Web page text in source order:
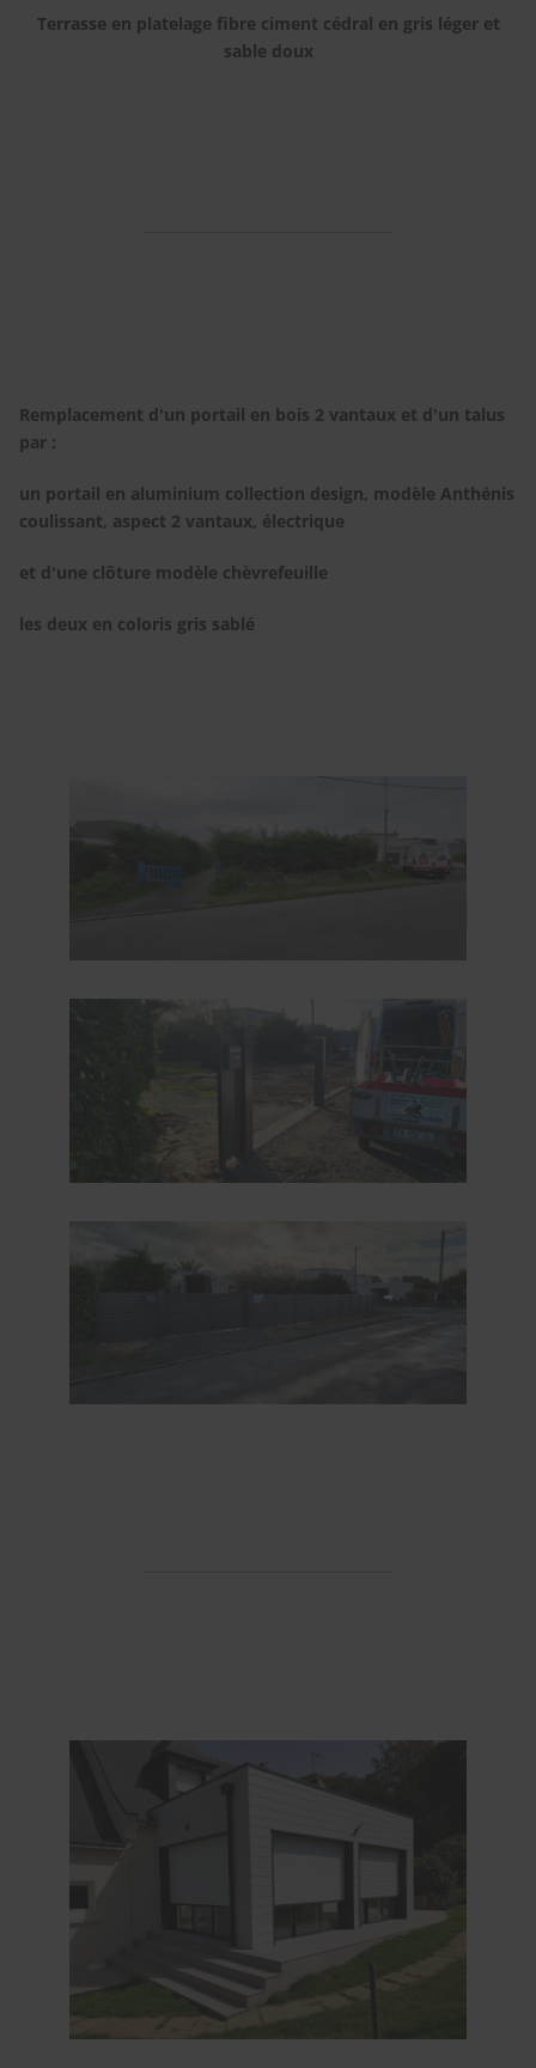
Terrasse en platelage fibre ciment cédral en gris léger et
sable doux
Remplacement d'un portail en bois 2 vantaux et d'un talus
par :
un portail en aluminium collection design, modèle Anthénis
coulissant, aspect 2 vantaux, électrique
et d'une clôture modèle chèvrefeuille
les deux en coloris gris sablé